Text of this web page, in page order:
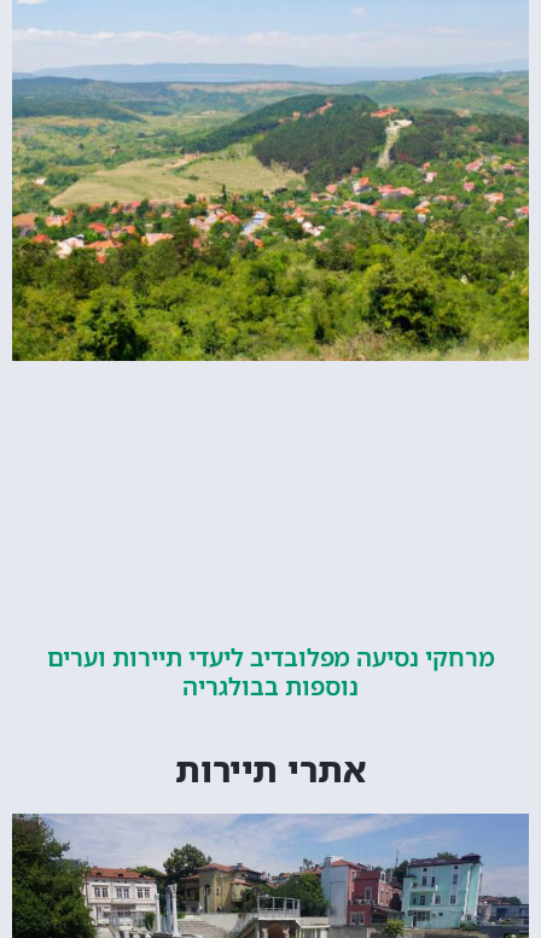
נסיעה מפלובדיב ליעדי תיירות וערים
נוספות בבולגריה
אתרי תיירות